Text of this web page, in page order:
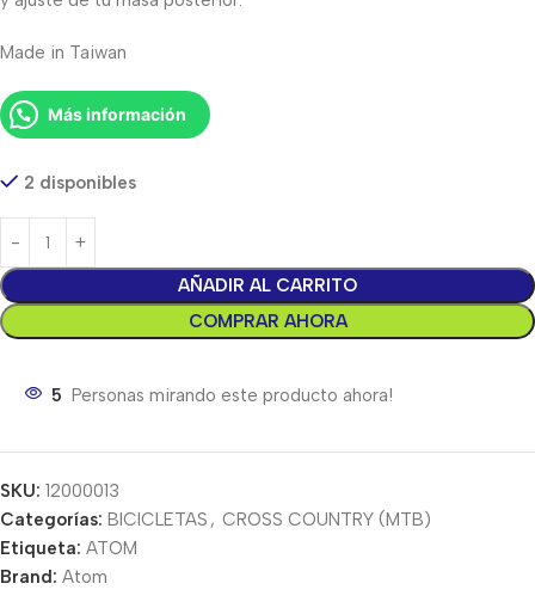
Made in Taiwan
Más información
2 disponibles
AÑADIR AL CARRITO
COMPRAR AHORA
5 Personas mirando este producto ahora!
SKU: 12000013
Categorías: BICICLETAS , CROSS COUNTRY (MTB)
Etiqueta: ATOM
Brand: Atom